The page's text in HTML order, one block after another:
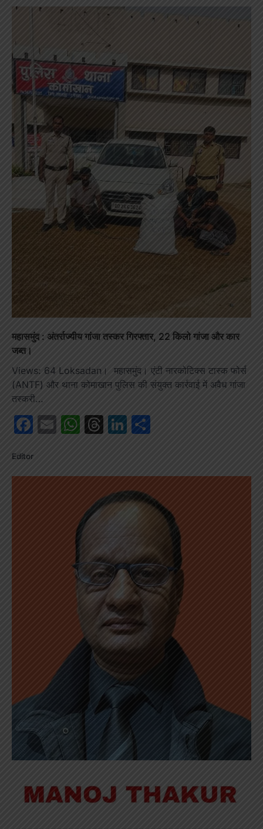
महासमुंद : अंतर्राज्यीय गांजा तस्कर गिरफ्तार, 22 किलो गांजा और कार
जब्त।
Views: 64 Loksadan। महासमुंद। एंटी नारकोटिक्स टास्क फोर्स
(ANTF) और थाना कोमाखान पुलिस की संयुक्त कार्रवाई में अवैध गांजा
तस्करी…
Facebook
EmailWhatsApp
Threads
LinkedIn
Editor